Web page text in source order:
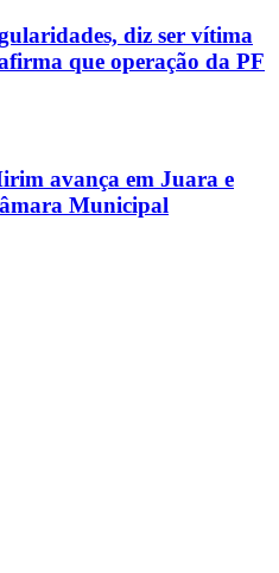
diz ser vítima
que operação da PF
avança em Juara e
Municipal